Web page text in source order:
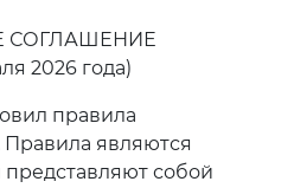
СОГЛАШЕНИЕ
2026 года)
правила
Правила являются
собой